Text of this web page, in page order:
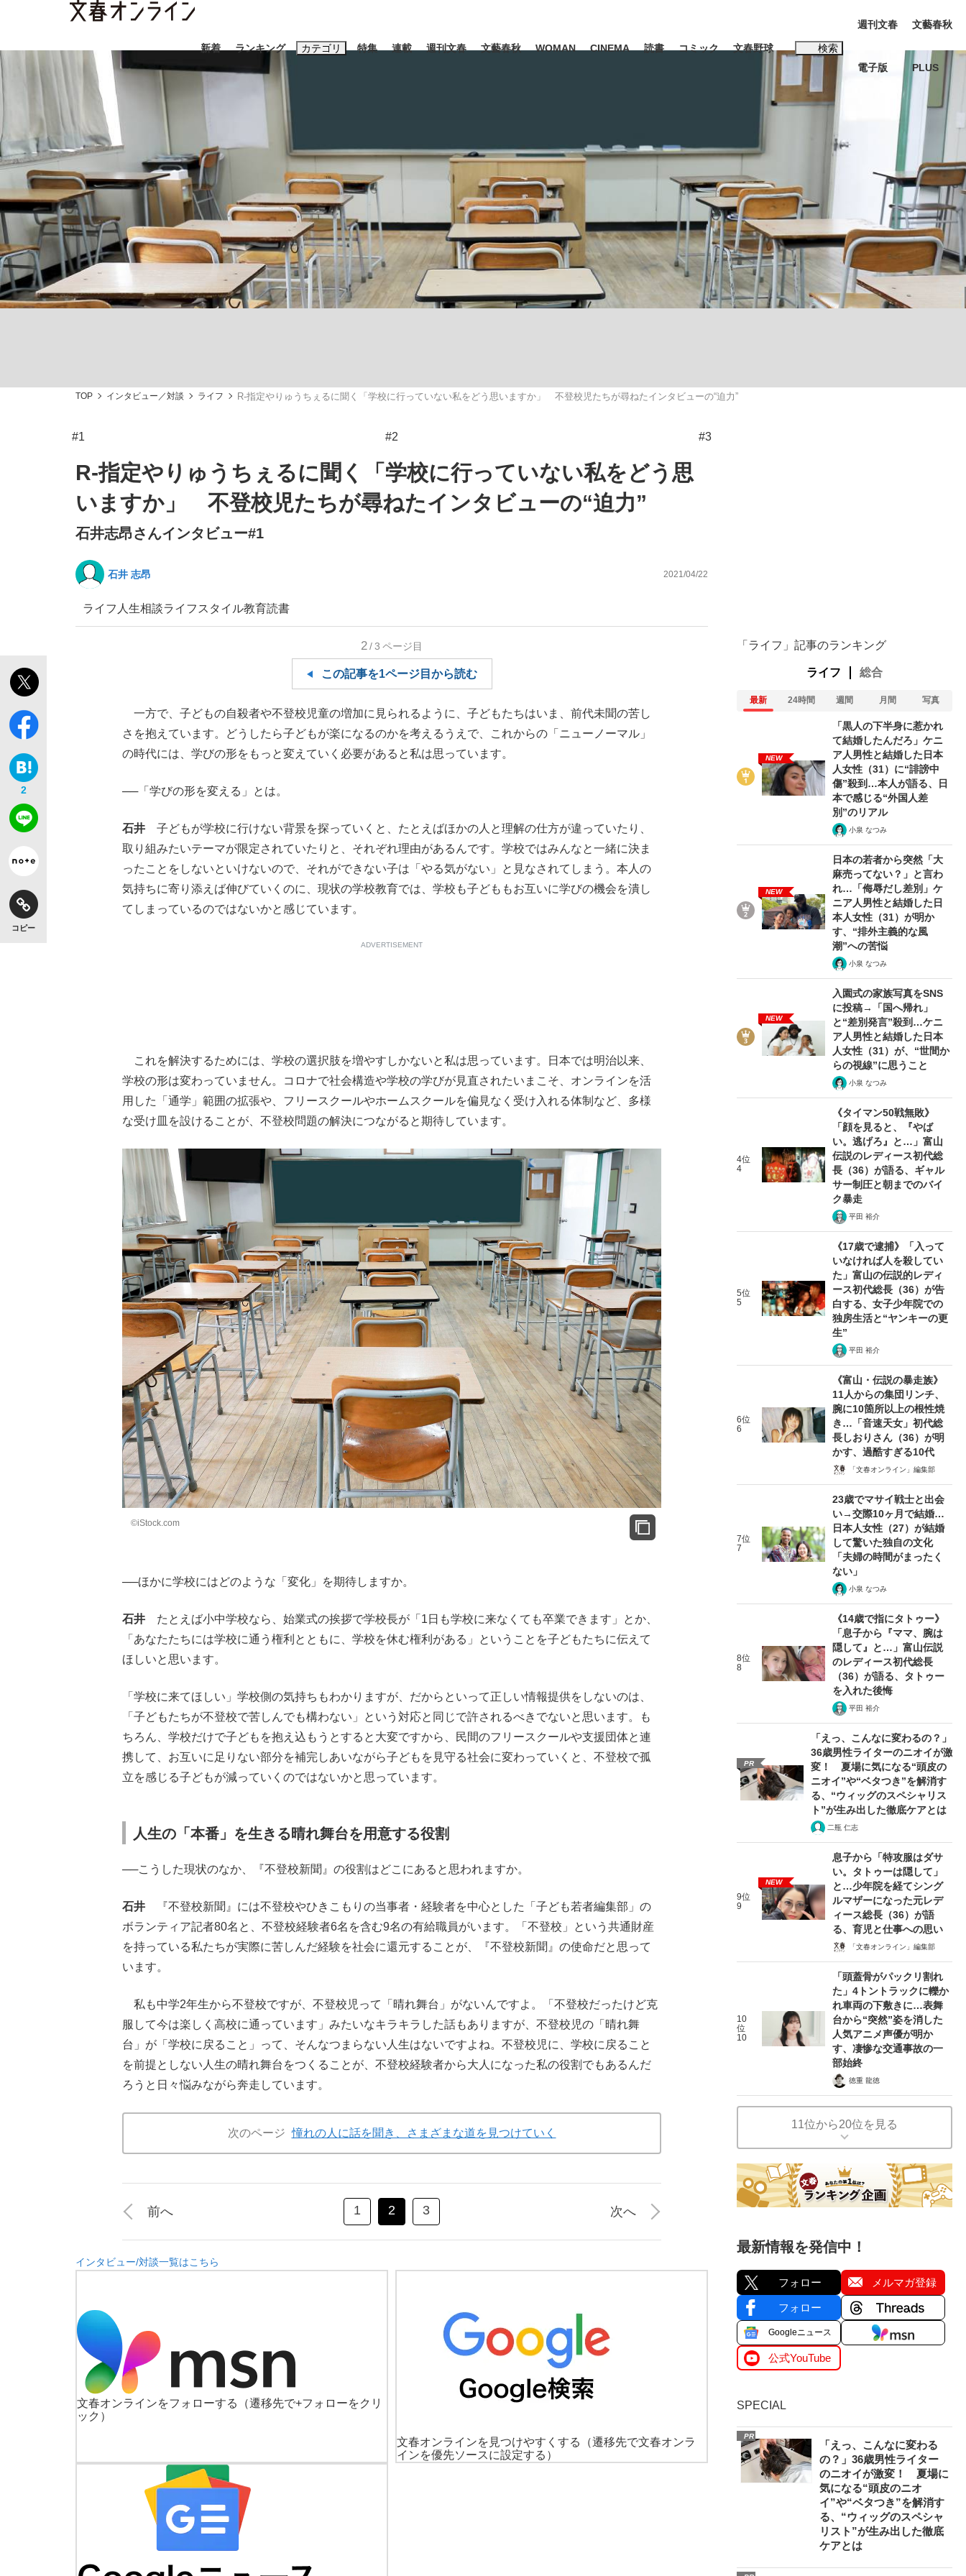
新着 ランキング カテゴリ
ニュース
《BTS厳戒トーキョー滞在記》RM→渋谷で飲み会、JIN→伊豆の... 「90%は失敗する。でも…」本田圭佑が初めて明かした日本代表監督に...
「クマが悪者扱いされているのが悲しい」『北の国から』倉本聰氏（91...
もっと見る
特集
終戦から81年 日本生まれのK-POPアイドルたち
キングの誕生を、目撃せよ。
もっと見る
連載 週刊文春 文藝春秋 WOMAN CINEMA 読書 コミック 文春野球 検索
おすすめのキーワードタグ一覧
#藤田晋 #三山凌輝 #高市早苗 #後藤真希 #森岡毅 #城彰二
#松田聖子
#玉木雄一郎
#亀和田武
週刊文春
電子版
文藝春秋
PLUS
TOP インタビュー／対談 ライフ R-指定やりゅうちぇるに聞く「学校に行っていない私をどう思いますか」 不登校児たちが尋ねたインタビューの“迫力”
#1 #2 #3
R-指定やりゅうちぇるに聞く「学校に行っていない私をどう思
いますか」 不登校児たちが尋ねたインタビューの“迫力”
石井志昂さんインタビュー#1
石井 志昂 2021/04/22
ライフ 人生相談ライフスタイル教育読書
2
コピー
2/3 ページ目
この記事を1ページ目から読む
一方で、子どもの自殺者や不登校児童の増加に見られるように、子どもたちはいま、前代未聞の苦し
さを抱えています。どうしたら子どもが楽になるのかを考えるうえで、これからの「ニューノーマル」
の時代には、学びの形をもっと変えていく必要があると私は思っています。
──「学びの形を変える」とは。
石井 子どもが学校に行けない背景を探っていくと、たとえばほかの人と理解の仕方が違っていたり、
取り組みたいテーマが限定されていたりと、それぞれ理由があるんです。学校ではみんなと一緒に決ま
ったことをしないといけないので、それができない子は「やる気がない」と見なされてしまう。本人の
気持ちに寄り添えば伸びていくのに、現状の学校教育では、学校も子どももお互いに学びの機会を潰し
てしまっているのではないかと感じています。
ADVERTISEMENT
これを解決するためには、学校の選択肢を増やすしかないと私は思っています。日本では明治以来、
学校の形は変わっていません。コロナで社会構造や学校の学びが見直されたいまこそ、オンラインを活
用した「通学」範囲の拡張や、フリースクールやホームスクールを偏見なく受け入れる体制など、多様
な受け皿を設けることが、不登校問題の解決につながると期待しています。
©iStock.com
──ほかに学校にはどのような「変化」を期待しますか。
石井 たとえば小中学校なら、始業式の挨拶で学校長が「1日も学校に来なくても卒業できます」とか、
「あなたたちには学校に通う権利とともに、学校を休む権利がある」ということを子どもたちに伝えて
ほしいと思います。
「学校に来てほしい」学校側の気持ちもわかりますが、だからといって正しい情報提供をしないのは、
「子どもたちが不登校で苦しんでも構わない」という対応と同じで許されるべきでないと思います。も
ちろん、学校だけで子どもを抱え込もうとすると大変ですから、民間のフリースクールや支援団体と連
携して、お互いに足りない部分を補完しあいながら子どもを見守る社会に変わっていくと、不登校で孤
立を感じる子どもが減っていくのではないかと思っています。
人生の「本番」を生きる晴れ舞台を用意する役割
──こうした現状のなか、『不登校新聞』の役割はどこにあると思われますか。
石井 『不登校新聞』には不登校やひきこもりの当事者・経験者を中心とした「子ども若者編集部」の
ボランティア記者80名と、不登校経験者6名を含む9名の有給職員がいます。「不登校」という共通財産
を持っている私たちが実際に苦しんだ経験を社会に還元することが、『不登校新聞』の使命だと思って
います。
私も中学2年生から不登校ですが、不登校児って「晴れ舞台」がないんですよ。「不登校だったけど克
服して今は楽しく高校に通っています」みたいなキラキラした話もありますが、不登校児の「晴れ舞
台」が「学校に戻ること」って、そんなつまらない人生はないですよね。不登校児に、学校に戻ること
を前提としない人生の晴れ舞台をつくることが、不登校経験者から大人になった私の役割でもあるんだ
ろうと日々悩みながら奔走しています。
次のページ 憧れの人に話を聞き、さまざまな道を見つけていく
前へ 1 2 3 次へ
インタビュー/対談一覧はこちら
文春オンラインをフォローする
（遷移先で+フォローをクリ
ック）
文春オンラインを見つけやすくする
（遷移先で文春オンラ
インを優先ソースに設定する）
「ライフ」記事のランキング
ライフ 総合
最新 24時間 週間 月間 写真
NEW
「黒人の下半身に惹かれ
て結婚したんだろ」ケニ
ア人男性と結婚した日本
人女性（31）に“誹謗中
傷”殺到…本人が語る、日
本で感じる“外国人差
別”のリアル
小泉 なつみ
NEW
日本の若者から突然「大
麻売ってない？」と言わ
れ…「侮辱だし差別」ケ
ニア人男性と結婚した日
本人女性（31）が明か
す、“排外主義的な風
潮”への苦悩
小泉 なつみ
NEW
入園式の家族写真をSNS
に投稿→「国へ帰れ」
と“差別発言”殺到…ケニ
ア人男性と結婚した日本
人女性（31）が、“世間か
らの視線”に思うこと
小泉 なつみ
4位
4
《タイマン50戦無敗》
「顔を見ると、『やば
い。逃げろ』と…」富山
伝説のレディース初代総
長（36）が語る、ギャル
サー制圧と朝までのバイ
ク暴走
平田 裕介
5位
5
《17歳で逮捕》「入って
いなければ人を殺してい
た」富山の伝説的レディ
ース初代総長（36）が告
白する、女子少年院での
独房生活と“ヤンキーの更
生”
平田 裕介
6位
6
《富山・伝説の暴走族》
11人からの集団リンチ、
腕に10箇所以上の根性焼
き…「音速天女」初代総
長しおりさん（36）が明
かす、過酷すぎる10代
「文春オンライン」編集部
7位
7
23歳でマサイ戦士と出会
い→交際10ヶ月で結婚…
日本人女性（27）が結婚
して驚いた独自の文化
「夫婦の時間がまったく
ない」
小泉 なつみ
8位
8
《14歳で指にタトゥー》
「息子から『ママ、腕は
隠して』と…」富山伝説
のレディース初代総長
（36）が語る、タトゥー
を入れた後悔
平田 裕介
PR
「えっ、こんなに変わるの？」
36歳男性ライターのニオイが激
変！ 夏場に気になる“頭皮の
ニオイ”や“ベタつき”を解消す
る、“ウィッグのスペシャリス
ト”が生み出した徹底ケアとは
二瓶 仁志
9位
9
NEW
息子から「特攻服はダサ
い。タトゥーは隠して」
と…少年院を経てシング
ルマザーになった元レデ
ィース総長（36）が語
る、育児と仕事への思い
「文春オンライン」編集部
10
位
10
「頭蓋骨がパックリ割れ
た」4トントラックに轢か
れ車両の下敷きに…表舞
台から“突然”姿を消した
人気アニメ声優が明か
す、凄惨な交通事故の一
部始終
徳重 龍徳
11位から20位を見る
最新情報を発信中！
フォロー メルマガ登録
フォロー
Googleニュース
公式YouTube
SPECIAL
PR
「えっ、こんなに変わる
の？」36歳男性ライター
のニオイが激変！ 夏場に
気になる“頭皮のニオ
イ”や“ベタつき”を解消す
る、“ウィッグのスペシャ
リスト”が生み出した徹底
ケアとは